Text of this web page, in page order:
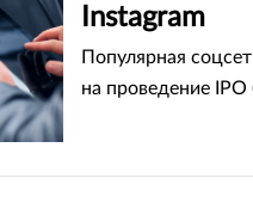
Instagram
Популярная
на проведение IPO